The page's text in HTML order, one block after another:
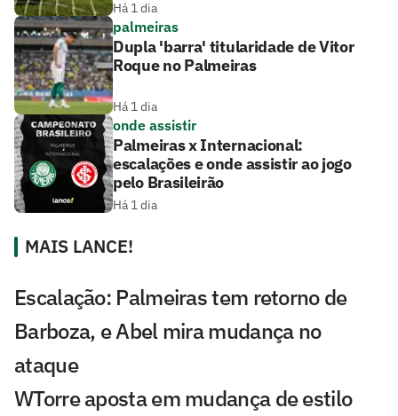
Há 1 dia
palmeiras
Dupla 'barra' titularidade de Vitor
Roque no Palmeiras
Há 1 dia
onde assistir
Palmeiras x Internacional:
escalações e onde assistir ao jogo
pelo Brasileirão
Há 1 dia
MAIS LANCE!
Escalação: Palmeiras tem retorno de
Barboza, e Abel mira mudança no
ataque
WTorre aposta em mudança de estilo